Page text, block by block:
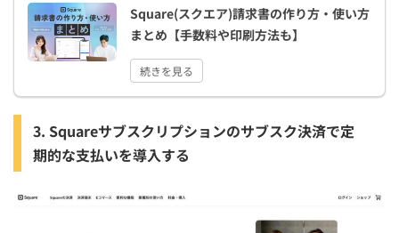
Square(スクエア)請求書の作り方・使い方
まとめ【手数料や印刷方法も】
続きを見る
3. Squareサブスクリプションのサブスク決済で定
期的な支払いを導入する